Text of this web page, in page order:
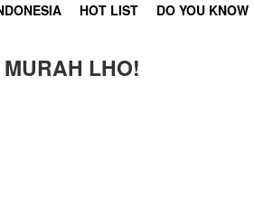
HOT LIST DO YOU KNOW
LHO!